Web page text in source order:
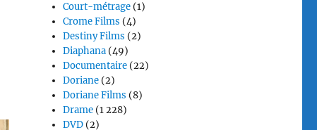
Court-métrage (1)
Crome Films (4)
Destiny Films (2)
Diaphana (49)
Documentaire (22)
Doriane (2)
Doriane Films (8)
Drame (1 228)
DVD (2)